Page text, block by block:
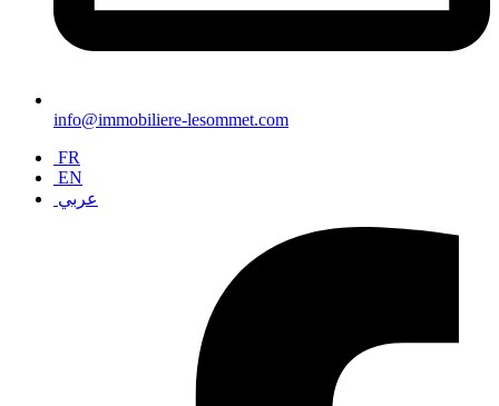
info@immobiliere-lesommet.com
FR
EN
عربي